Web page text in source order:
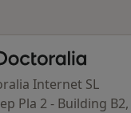
- Homepage
Internet SL
Pla 2 - Building